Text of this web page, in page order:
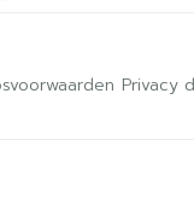
Privacy